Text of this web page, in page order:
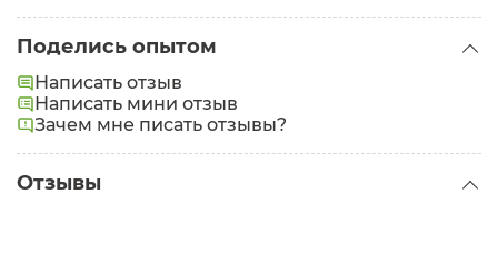
Поделись опытом
Написать отзыв
Написать мини отзыв
Зачем мне писать отзывы?
Отзывы